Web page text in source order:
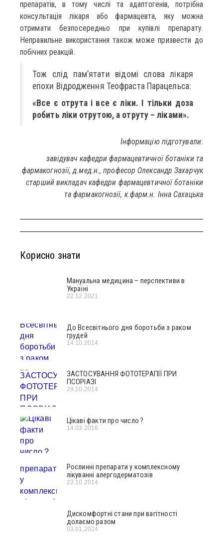
препаратів, в тому числі та адаптогенів, потрібна
консультація лікаря або фармацевта, яку можна
отримати безпосередньо при купівлі препарату.
Неправильне використання також може призвести до
побічних реакцій.
Тож слід пам’ятати відомі слова лікаря
епохи Відродження Теофраста Парацельса:
«Все є отрута і все є ліки. І тільки доза
робить ліки отрутою, а отруту – ліками».
Інформацію підготували:
завідувач кафедри фармацевтичної ботаніки та
фармакогнозії, д.мед.н., професор Олександр Захарчук
старший викладач кафедри фармацевтичної ботаніки
та фармакогнозії, к.фарм.н. Інна Сахацька
Корисно знати
Мануальна медицина – перспективи в
Україні
22.12.2021
До Всесвітнього дня боротьби з раком
грудей
14.10.2014
ЗАСТОСУВАННЯ ФОТОТЕРАПІЇ ПРИ
ПСОРІАЗІ
29.10.2014
Цікаві факти про число ?
14.03.2016
Рослинні препарати у комплексному
лікуванні алергодерматозів
23.10.2014
Дискомфортні стани при вагітності
долаємо разом
03.01.2024